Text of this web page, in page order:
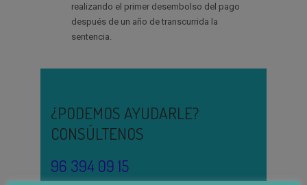
realizando el primer desembolso del pago
después de un año de transcurrida la
sentencia.
¿PODEMOS AYUDARLE?
CONSÚLTENOS
96 394 09 15